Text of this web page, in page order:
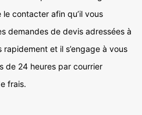
contacter afin qu’il vous
demandes de devis adressées à
et il s’engage à vous
de 24 heures par courrier
frais.